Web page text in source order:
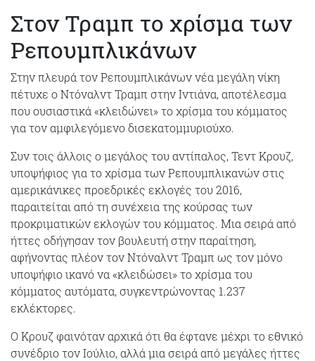
Στον Τραμπ το χρίσμα των
Ρεπουμπλικάνων
Στην πλευρά τον Ρεπουμπλικάνων νέα μεγάλη νίκη
πέτυχε ο Ντόναλντ Τραμπ στην Ιντιάνα, αποτέλεσμα
που ουσιαστικά «κλειδώνει» το χρίσμα του κόμματος
για τον αμφιλεγόμενο δισεκατομμυριούχο.
Συν τοις άλλοις ο μεγάλος του αντίπαλος, Τεντ Κρουζ,
υποψήφιος για το χρίσμα των Ρεπουμπλικανών στις
αμερικάνικες προεδρικές εκλογές του 2016,
παραιτείται από τη συνέχεια της κούρσας των
προκριματικών εκλογών του κόμματος. Μια σειρά από
ήττες οδήγησαν τον βουλευτή στην παραίτηση,
αφήνοντας πλέον τον Ντόναλντ Τραμπ ως τον μόνο
υποψήφιο ικανό να «κλειδώσει» το χρίσμα του
κόμματος αυτόματα, συγκεντρώνοντας 1.237
εκλέκτορες.
Ο Κρουζ φαινόταν αρχικά ότι θα έφτανε μέχρι το εθνικό
συνέδριο τον Ιούλιο, αλλά μια σειρά από μεγάλες ήττες